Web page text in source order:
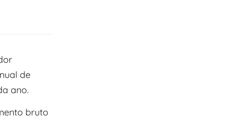
de
ano.
bruto